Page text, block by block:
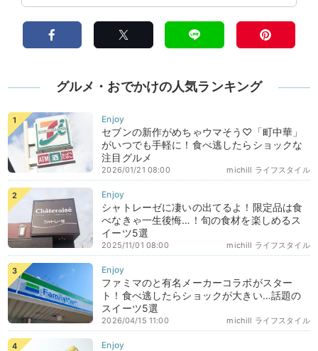
グルメ・おでかけの人気ランキング
セブンの新作がめちゃウマそう♡「町中華」
がいつでも手軽に！食べ逃したらショックな
注目グルメ
michill ライフスタイル
2026/01/21 08:00
シャトレーゼに凄いの出てるよ！限定品は食
べなきゃ一生後悔…！旬の食材を楽しめるス
イーツ5選
michill ライフスタイル
2025/11/01 08:00
ファミマのと有名メーカーコラボがスター
ト！食べ逃したらショックが大きい…話題の
スイーツ5選
michill ライフスタイル
2026/04/15 11:00